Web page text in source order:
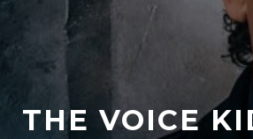
THE VOICE